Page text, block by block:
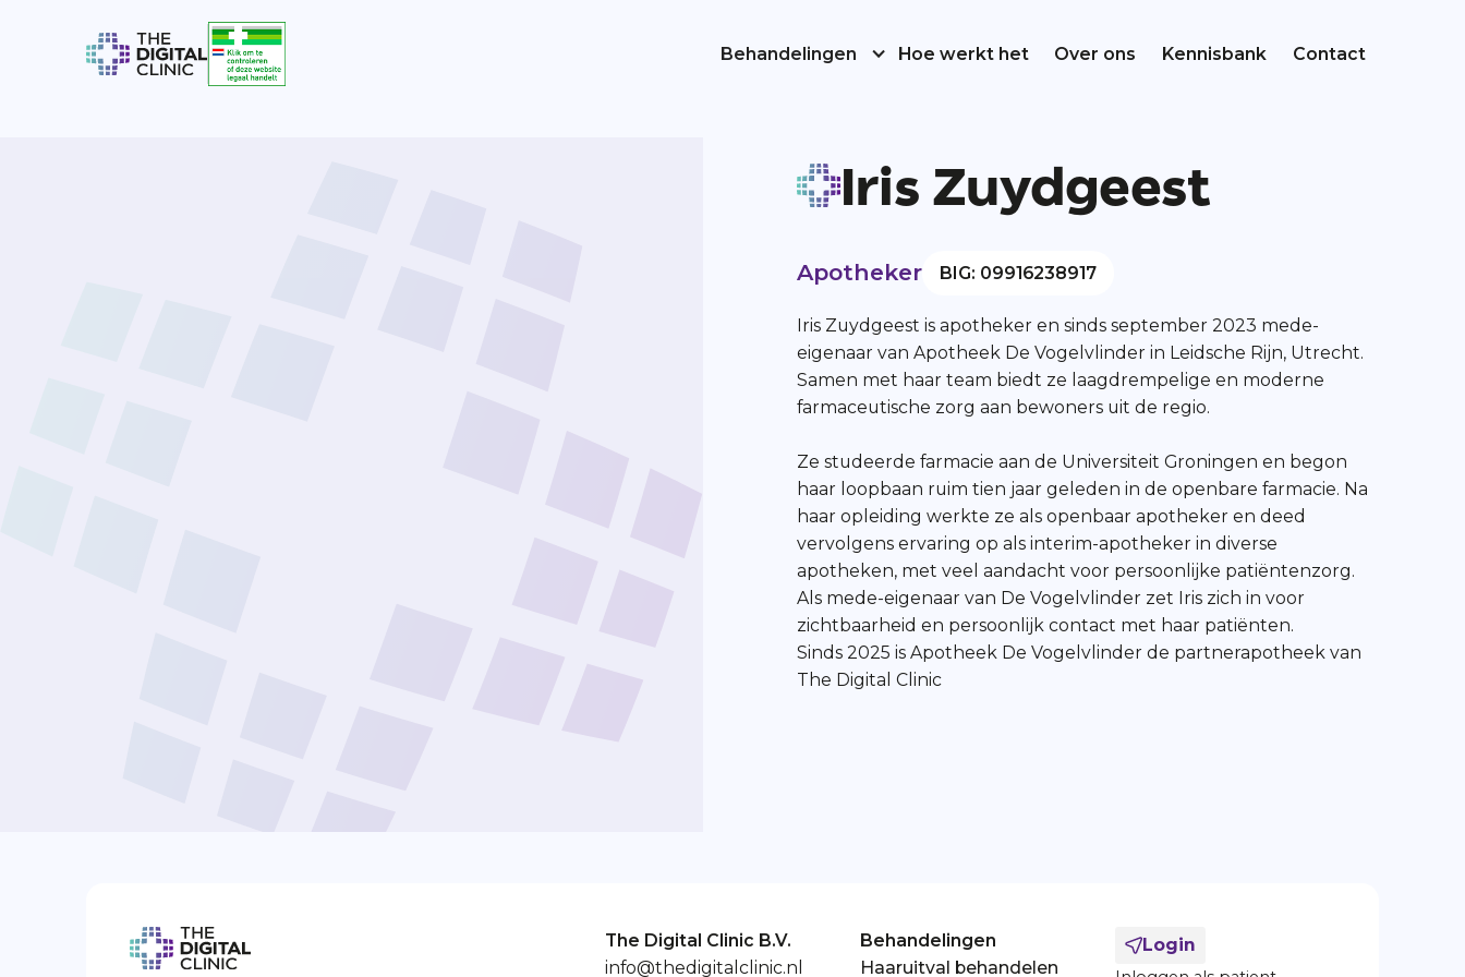
Behandelingen Hoe werkt het Over ons Kennisbank Contact
Iris Zuydgeest
Apotheker BIG: 09916238917
Iris Zuydgeest is apotheker en sinds september 2023 mede-
eigenaar van Apotheek De Vogelvlinder in Leidsche Rijn, Utrecht.
Samen met haar team biedt ze laagdrempelige en moderne
farmaceutische zorg aan bewoners uit de regio.
Ze studeerde farmacie aan de Universiteit Groningen en begon
haar loopbaan ruim tien jaar geleden in de openbare farmacie. Na
haar opleiding werkte ze als openbaar apotheker en deed
vervolgens ervaring op als interim-apotheker in diverse
apotheken, met veel aandacht voor persoonlijke patiëntenzorg.
Als mede-eigenaar van De Vogelvlinder zet Iris zich in voor
zichtbaarheid en persoonlijk contact met haar patiënten.
Sinds 2025 is Apotheek De Vogelvlinder de partnerapotheek van
The Digital Clinic
The Digital Clinic B.V.
info@thedigitalclinic.nl
Behandelingen
Haaruitval behandelen
Login